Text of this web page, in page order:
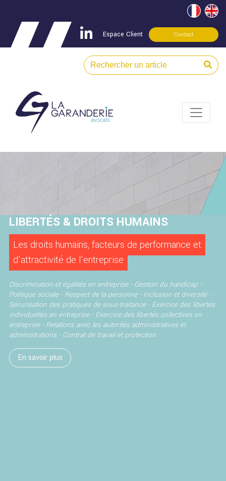
Espace Client Contact
LIBERTÉS & DROITS HUMAINS
Les droits humains, facteurs de performance et
d’attractivité de l’entreprise
Discrimination et égalités en entreprise - Gestion du handicap -
Politique sociale - Respect de la personne - Inclusion et diversité -
Sécurisation des pratiques de sous-traitance - Exercice des libertés
individuelles en entreprise - Exercice des libertés collectives en
entreprise - Relations avec les autorités administratives et
administrations - Contrat de travail et protection.
En savoir plus